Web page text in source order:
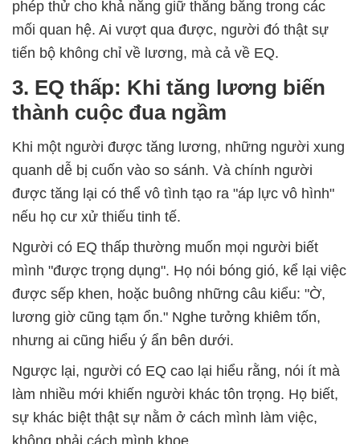
phép thử cho khả năng giữ thăng bằng trong các
mối quan hệ. Ai vượt qua được, người đó thật sự
tiến bộ không chỉ về lương, mà cả về EQ.
3. EQ thấp: Khi tăng lương biến
thành cuộc đua ngầm
Khi một người được tăng lương, những người xung
quanh dễ bị cuốn vào so sánh. Và chính người
được tăng lại có thể vô tình tạo ra "áp lực vô hình"
nếu họ cư xử thiếu tinh tế.
Người có EQ thấp thường muốn mọi người biết
mình "được trọng dụng". Họ nói bóng gió, kể lại việc
được sếp khen, hoặc buông những câu kiểu: "Ờ,
lương giờ cũng tạm ổn." Nghe tưởng khiêm tốn,
nhưng ai cũng hiểu ý ẩn bên dưới.
Ngược lại, người có EQ cao lại hiểu rằng, nói ít mà
làm nhiều mới khiến người khác tôn trọng. Họ biết,
sự khác biệt thật sự nằm ở cách mình làm việc,
không phải cách mình khoe.